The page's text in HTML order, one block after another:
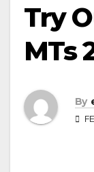
Try
MTs
By